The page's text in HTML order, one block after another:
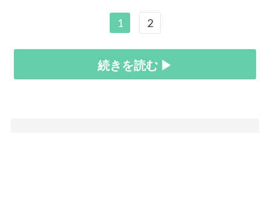
1 2
続きを読む ▶